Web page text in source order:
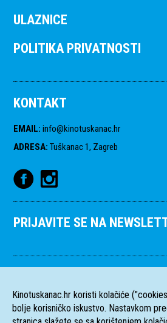
ULAZNICE
POLITIKA PRIVATNOSTI
KONTAKT
EMAIL: info@kinotuskanac.hr
ADRESA: Tuškanac 1, Zagreb
PRIJAVITE SE NA
Kinotuskanac.hr koristi kolačiće
bolje korisničko iskustvo. Nastavkom